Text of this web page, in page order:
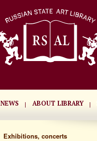
NEWS ABOUT LIBRARY
Exhibitions, concerts